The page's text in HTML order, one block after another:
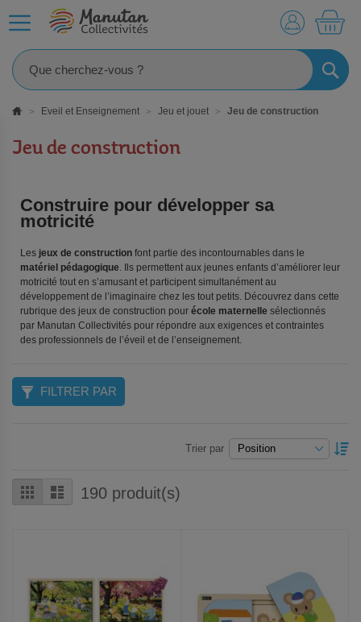
Eveil et Enseignement Jeu et jouet Jeu de construction
Jeu de construction
Construire pour développer sa
motricité
Les jeux de construction font partie des incontournables dans le
matériel pédagogique. Ils permettent aux jeunes enfants d’améliorer leur
motricité tout en s’amusant et participent simultanément au
développement de l’imaginaire chez les tout petits. Découvrez dans cette
rubrique des jeux de construction pour école maternelle sélectionnés
par Manutan Collectivités pour répondre aux exigences et contraintes
des professionnels de l’éveil et de l’enseignement.
Grille Liste190 produit(s)
Trier par
FILTRER PAR